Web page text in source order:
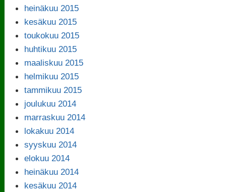
heinäkuu 2015
kesäkuu 2015
toukokuu 2015
huhtikuu 2015
maaliskuu 2015
helmikuu 2015
tammikuu 2015
joulukuu 2014
marraskuu 2014
lokakuu 2014
syyskuu 2014
elokuu 2014
heinäkuu 2014
kesäkuu 2014